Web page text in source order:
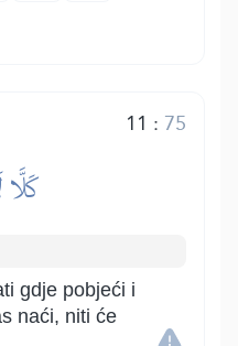
11 : 75
gdje pobjeći i
naći, niti će